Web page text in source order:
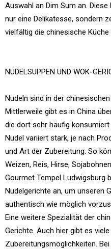
Auswahl an Dim Sum an.
nur eine Delikatesse, sondern
vielfältig die chinesische Küche
NUDELSUPPEN UND WOK-
Nudeln sind in der
Mittlerweile gibt es in China
die dort sehr häufig
Nudel variiert stark, je nach
und Art der Zubereitung. So
Weizen, Reis, Hirse,
Gourmet Tempel Ludwigsburg
Nudelgerichte an, um unseren
authentisch wie möglich
Eine weitere Spezialität der
Gerichte. Auch hier gibt es
Zubereitungsmöglichkeiten.